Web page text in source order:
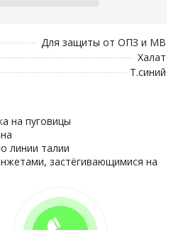
Для защиты от ОПЗ и МВ
Халат
Т.синий
на пуговицы
линии талии
застёгивающимися на